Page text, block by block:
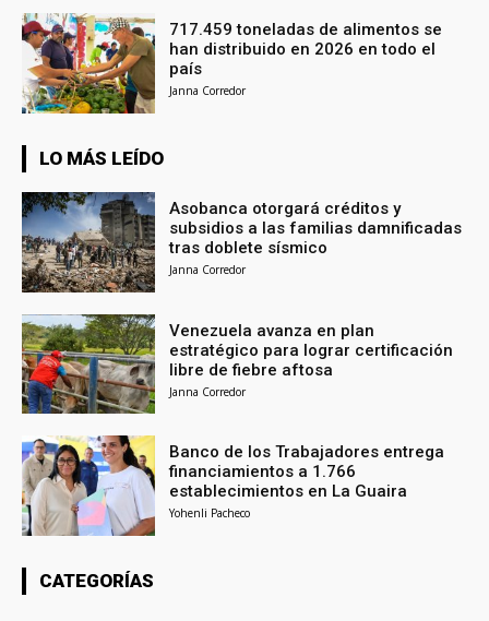
717.459 toneladas de alimentos se
han distribuido en 2026 en todo el
país
Janna Corredor
LO MÁS LEÍDO
Asobanca otorgará créditos y
subsidios a las familias damnificadas
tras doblete sísmico
Janna Corredor
Venezuela avanza en plan
estratégico para lograr certificación
libre de fiebre aftosa
Janna Corredor
Banco de los Trabajadores entrega
financiamientos a 1.766
establecimientos en La Guaira
Yohenli Pacheco
CATEGORÍAS